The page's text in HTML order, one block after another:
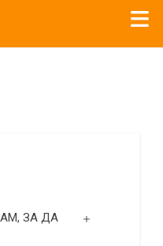
ЗА ДА